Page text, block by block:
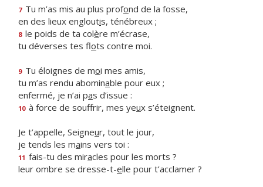
7 Tu m’as mis au plus profond de la fosse,
en des lieux engloutis, ténébreux ;
8 le poids de ta colère m’écrase,
tu déverses tes flots contre moi.
9 Tu éloignes de moi mes amis,
tu m’as rendu abominable pour eux ;
enfermé, je n’ai pas d’issue :
10 à force de souffrir, mes yeux s’éteignent.
Je t’appelle, Seigneur, tout le jour,
je tends les mains vers toi :
11 fais-tu des miracles pour les morts ?
leur ombre se dresse-t-elle pour t’acclamer ?